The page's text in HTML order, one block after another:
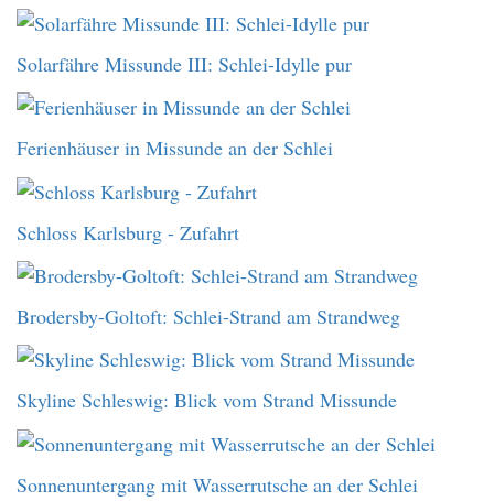
Solarfähre Missunde III: Schlei-Idylle pur
Ferienhäuser in Missunde an der Schlei
Schloss Karlsburg - Zufahrt
Brodersby-Goltoft: Schlei-Strand am Strandweg
Skyline Schleswig: Blick vom Strand Missunde
Sonnenuntergang mit Wasserrutsche an der Schlei